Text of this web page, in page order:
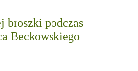
broszki podczas
Beckowskiego